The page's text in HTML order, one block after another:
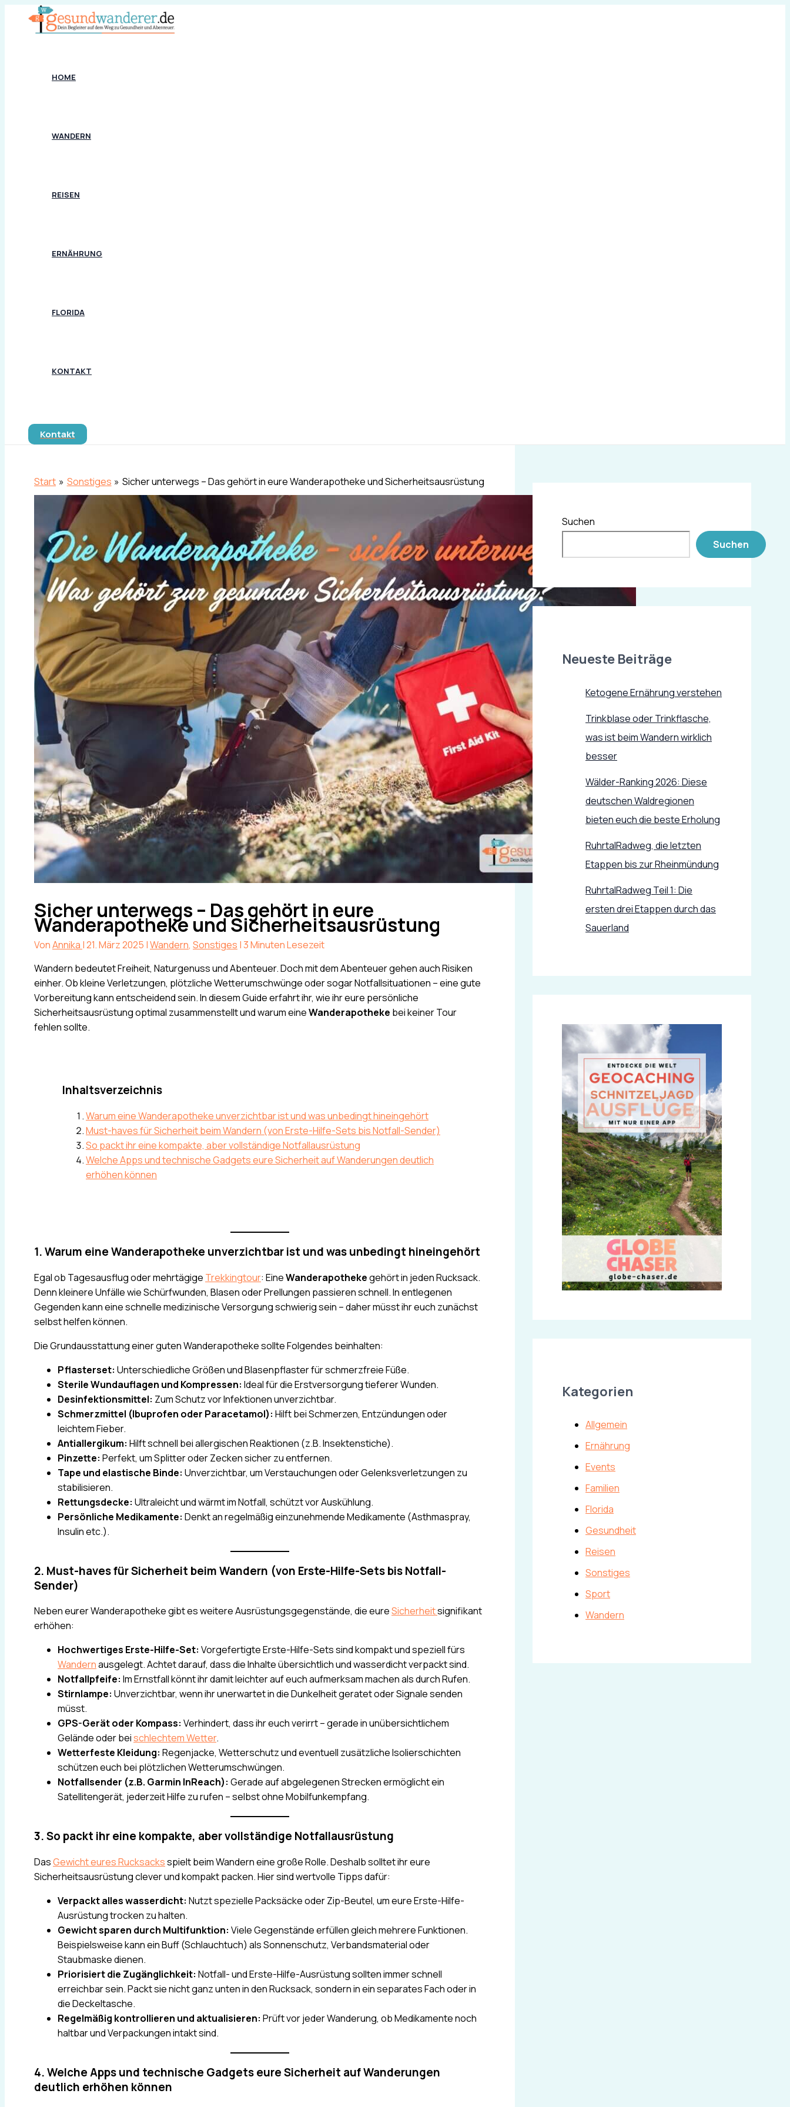
HOME
WANDERN
REISEN
ERNÄHRUNG
FLORIDA
KONTAKT
Kontakt
Start Sonstiges Sicher unterwegs – Das gehört in eure Wanderapotheke und Sicherheitsausrüstung
Sicher unterwegs – Das gehört in eure
Wanderapotheke und Sicherheitsausrüstung
VonAnnika |21. März 2025 |Wandern, Sonstiges |3 Minuten Lesezeit
Wandern bedeutet Freiheit, Naturgenuss und Abenteuer. Doch mit dem Abenteuer gehen auch Risiken
einher. Ob kleine Verletzungen, plötzliche Wetterumschwünge oder sogar Notfallsituationen – eine gute
Vorbereitung kann entscheidend sein. In diesem Guide erfahrt ihr, wie ihr eure persönliche
Sicherheitsausrüstung optimal zusammenstellt und warum eineWanderapotheke bei keiner Tour
fehlen sollte.
Inhaltsverzeichnis
Warum eine Wanderapotheke unverzichtbar ist und was unbedingt hineingehört
Must-haves für Sicherheit beim Wandern (von Erste-Hilfe-Sets bis Notfall-Sender)
So packt ihr eine kompakte, aber vollständige Notfallausrüstung
Welche Apps und technische Gadgets eure Sicherheit auf Wanderungen deutlich
erhöhen können
1. Warum eine Wanderapotheke unverzichtbar ist und was unbedingt hineingehört
Egal ob Tagesausflug oder mehrtägige Trekkingtour: EineWanderapothekegehört in jeden Rucksack.
Denn kleinere Unfälle wie Schürfwunden, Blasen oder Prellungen passieren schnell. In entlegenen
Gegenden kann eine schnelle medizinische Versorgung schwierig sein – daher müsst ihr euch zunächst
selbst helfen können.
Die Grundausstattung einer guten Wanderapotheke sollte Folgendes beinhalten:
Pflasterset: Unterschiedliche Größen und Blasenpflaster für schmerzfreie Füße.
Sterile Wundauflagen und Kompressen: Ideal für die Erstversorgung tieferer Wunden.
Desinfektionsmittel: Zum Schutz vor Infektionen unverzichtbar.
Schmerzmittel (Ibuprofen oder Paracetamol): Hilft bei Schmerzen, Entzündungen oder
leichtem Fieber.
Antiallergikum: Hilft schnell bei allergischen Reaktionen (z.B. Insektenstiche).
Pinzette: Perfekt, um Splitter oder Zecken sicher zu entfernen.
Tape und elastische Binde: Unverzichtbar, um Verstauchungen oder Gelenksverletzungen zu
stabilisieren.
Rettungsdecke: Ultraleicht und wärmt im Notfall, schützt vor Auskühlung.
Persönliche Medikamente: Denkt an regelmäßig einzunehmende Medikamente (Asthmaspray,
Insulin etc.).
2. Must-haves für Sicherheit beim Wandern (von Erste-Hilfe-Sets bis Notfall-
Sender)
Neben eurer Wanderapotheke gibt es weitere Ausrüstungsgegenstände, die eureSicherheitsignifikant
erhöhen:
Hochwertiges Erste-Hilfe-Set: Vorgefertigte Erste-Hilfe-Sets sind kompakt und speziell fürs
Wandernausgelegt. Achtet darauf, dass die Inhalte übersichtlich und wasserdicht verpackt sind.
Notfallpfeife: Im Ernstfall könnt ihr damit leichter auf euch aufmerksam machen als durch Rufen.
Stirnlampe: Unverzichtbar, wenn ihr unerwartet in die Dunkelheit geratet oder Signale senden
müsst.
GPS-Gerät oder Kompass: Verhindert, dass ihr euch verirrt – gerade in unübersichtlichem
Gelände oder beischlechtem Wetter.
Wetterfeste Kleidung: Regenjacke, Wetterschutz und eventuell zusätzliche Isolierschichten
schützen euch bei plötzlichen Wetterumschwüngen.
Notfallsender (z.B. Garmin InReach): Gerade auf abgelegenen Strecken ermöglicht ein
Satellitengerät, jederzeit Hilfe zu rufen – selbst ohne Mobilfunkempfang.
3. So packt ihr eine kompakte, aber vollständige Notfallausrüstung
DasGewicht eures Rucksacksspielt beim Wandern eine große Rolle. Deshalb solltet ihr eure
Sicherheitsausrüstung clever und kompakt packen. Hier sind wertvolle Tipps dafür:
Verpackt alles wasserdicht: Nutzt spezielle Packsäcke oder Zip-Beutel, um eure Erste-Hilfe-
Ausrüstung trocken zu halten.
Gewicht sparen durch Multifunktion: Viele Gegenstände erfüllen gleich mehrere Funktionen.
Beispielsweise kann ein Buff (Schlauchtuch) als Sonnenschutz, Verbandsmaterial oder
Staubmaske dienen.
Priorisiert die Zugänglichkeit: Notfall- und Erste-Hilfe-Ausrüstung sollten immer schnell
erreichbar sein. Packt sie nicht ganz unten in den Rucksack, sondern in ein separates Fach oder in
die Deckeltasche.
Regelmäßig kontrollieren und aktualisieren: Prüft vor jeder Wanderung, ob Medikamente noch
haltbar und Verpackungen intakt sind.
4. Welche Apps und technische Gadgets eure Sicherheit auf Wanderungen
deutlich erhöhen können
Suchen
Suchen
Neueste Beiträge
Ketogene Ernährung verstehen
Trinkblase oder Trinkflasche,
was ist beim Wandern wirklich
besser
Wälder-Ranking 2026: Diese
deutschen Waldregionen
bieten euch die beste Erholung
RuhrtalRadweg, die letzten
Etappen bis zur Rheinmündung
RuhrtalRadweg Teil 1: Die
ersten drei Etappen durch das
Sauerland
Kategorien
Allgemein
Ernährung
Events
Familien
Florida
Gesundheit
Reisen
Sonstiges
Sport
Wandern